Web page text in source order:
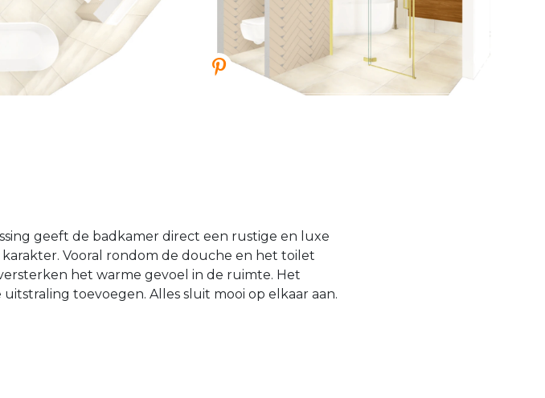
geeft de badkamer direct een rustige en luxe
Vooral rondom de douche en het toilet
het warme gevoel in de ruimte. Het
toevoegen. Alles sluit mooi op elkaar aan.